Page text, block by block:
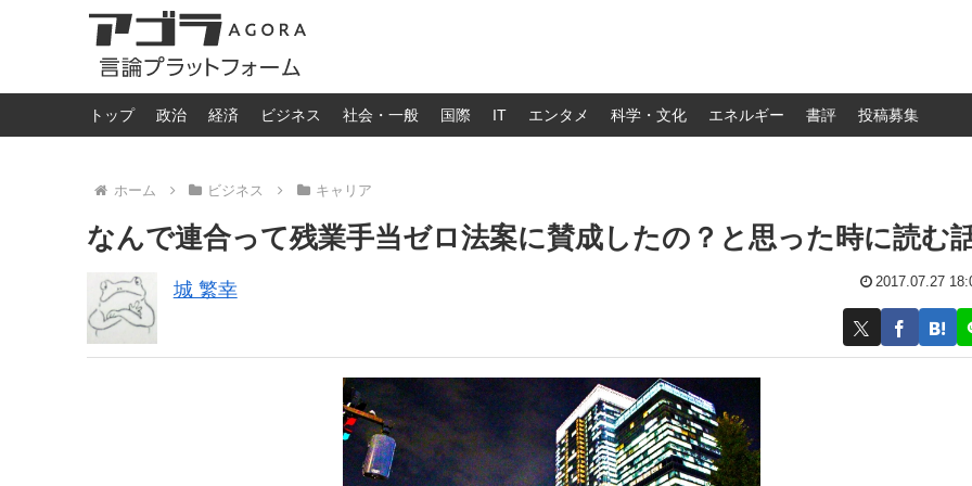
トップ 政治 経済 ビジネス 社会・一般 国際 IT エンタメ 科学・文化 エネルギー 書評 投稿募集
ホーム ビジネス キャリア
なんで連合って残業手当ゼロ法案に賛成したの？と思った時に読む
城 繁幸 2017.07.27